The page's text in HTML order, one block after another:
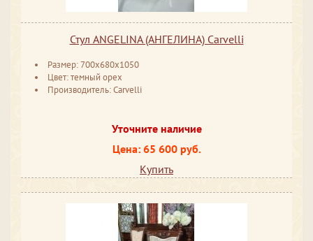
Стул ANGELINA (АНГЕЛИНА) Carvelli
Размер: 700x680x1050
Цвет: темный орех
Производитель: Carvelli
Уточните наличие
Цена: 65 600 руб.
Купить